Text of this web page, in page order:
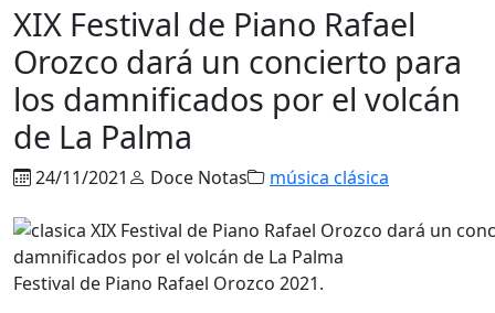
XIX Festival de Piano Rafael
Orozco dará un concierto para
los damnificados por el volcán
de La Palma
24/11/2021 Doce Notas música clásica
Festival de Piano Rafael Orozco 2021.